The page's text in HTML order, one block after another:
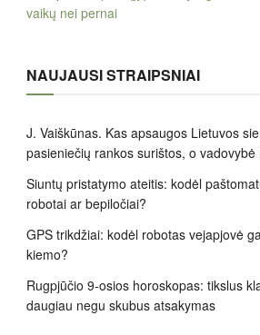
vaikų nei pernai
NAUJAUSI STRAIPSNIAI
J. Vaiškūnas. Kas apsaugos Lietuvos
pasieniečių rankos surištos, o vadovybė
Siuntų pristatymo ateitis: kodėl
robotai ar bepiločiai?
GPS trikdžiai: kodėl robotas vejapjovė
kiemo?
Rugpjūčio 9-osios horoskopas: tikslus
daugiau negu skubus atsakymas